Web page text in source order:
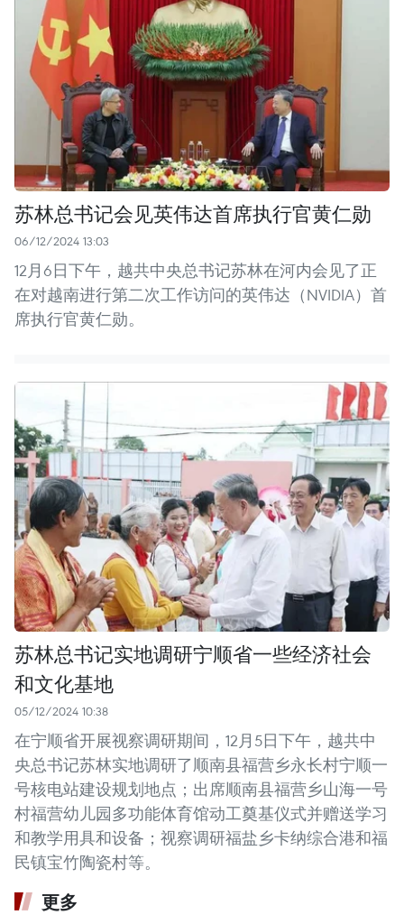
苏林总书记会见英伟达首席执行官黄仁勋
06/12/2024 13:03
12月6日下午，越共中央总书记苏林在河内会见了正
在对越南进行第二次工作访问的英伟达（NVIDIA）首
席执行官黄仁勋。
苏林总书记实地调研宁顺省一些经济社会
和文化基地
05/12/2024 10:38
在宁顺省开展视察调研期间，12月5日下午，越共中
央总书记苏林实地调研了顺南县福营乡永长村宁顺一
号核电站建设规划地点；出席顺南县福营乡山海一号
村福营幼儿园多功能体育馆动工奠基仪式并赠送学习
和教学用具和设备；视察调研福盐乡卡纳综合港和福
民镇宝竹陶瓷村等。
更多